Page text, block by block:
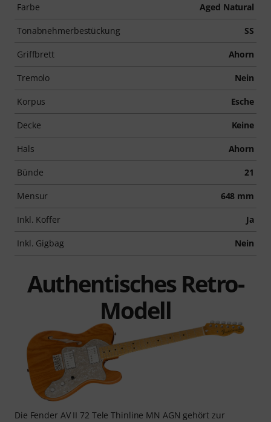
Farbe Aged Natural
Tonabnehmerbestückung SS
Griffbrett Ahorn
Tremolo Nein
Korpus Esche
Decke Keine
Hals Ahorn
Bünde 21
Mensur 648 mm
Inkl. Koffer Ja
Inkl. Gigbag Nein
Authentisches Retro-
Modell
Die Fender AV II 72 Tele Thinline MN AGN gehört zur